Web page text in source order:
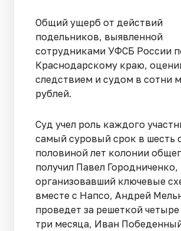
Общий ущерб от действий
подельников, выявленной
сотрудниками УФСБ России
Краснодарскому краю,
следствием и судом в сотни
рублей.
Суд учел роль каждого
самый суровый срок в шесть
половиной лет колонии
получил Павел Городниченко,
организовавший ключевые
вместе с Напсо, Андрей
проведет за решеткой
три месяца, Иван